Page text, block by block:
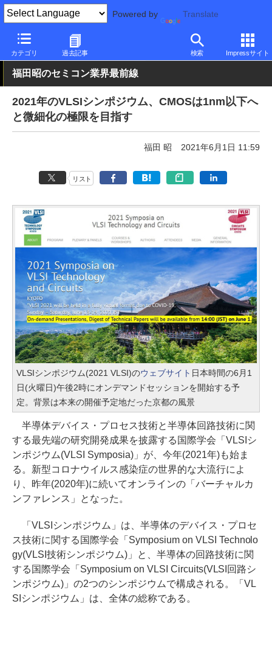
Powered by Translate
カテゴリ 過去記事 検索 Impressサイト
PC Watch 市場 技術
福田昭のセミコン業界最前線
2021年のVLSIシンポジウム、CMOSは1nm以下へ
と微細化の極限を目指す
福田 昭 2021年6月1日 11:59
リスト
VLSIシンポジウム(2021 VLSI)のウェブサイト 日本時間の6月1
日(火曜日)午後2時にオンデマンドセッションを開始する予
定。背景は本来の開催予定地だった京都の風景
半導体デバイス・プロセス技術と半導体回路技術に関
する最先端の研究開発成果を披露する国際学会「VLSIシ
ンポジウム(VLSI Symposia)」が、今年(2021年)も始ま
る。新型コロナウイルス感染症の世界的な大流行によ
り、昨年(2020年)に続いてオンラインの「バーチャルカ
ンファレンス」となった。
「VLSIシンポジウム」は、半導体のデバイス・プロセ
ス技術に関する国際学会「Symposium on VLSI Technolo
gy(VLSI技術シンポジウム)」と、半導体の回路技術に関
する国際学会「Symposium on VLSI Circuits(VLSI回路シ
ンポジウム)」の2つのシンポジウムで構成される。「VL
SIシンポジウム」は、全体の総称である。